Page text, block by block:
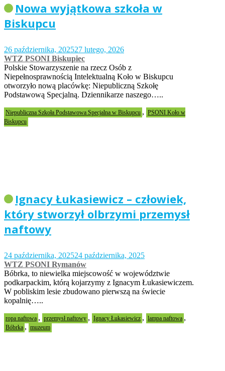
Nowa wyjątkowa szkoła w
Biskupcu
26 października, 202527 lutego, 2026
WTZ PSONI Biskupiec
Polskie Stowarzyszenie na rzecz Osób z
Niepełnosprawnością Intelektualną Koło w Biskupcu
otworzyło nową placówkę: Niepubliczną Szkołę
Podstawową Specjalną. Dziennikarze naszego…..
Niepubliczna Szkoła Podstawowa Specjalna w Biskupcu , PSONI Koło w
Biskupcu
Ignacy Łukasiewicz – człowiek,
który stworzył olbrzymi przemysł
naftowy
24 października, 202524 października, 2025
WTZ PSONI Rymanów
Bóbrka, to niewielka miejscowość w województwie
podkarpackim, którą kojarzymy z Ignacym Łukasiewiczem.
W pobliskim lesie zbudowano pierwszą na świecie
kopalnię…..
ropa naftowa , przemysł naftowy , Ignacy Łukasiewicz , lampa naftowa ,
Bóbrka , muzeum